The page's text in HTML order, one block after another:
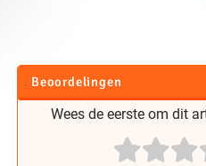
Beoordelingen
Wees de eerste om dit